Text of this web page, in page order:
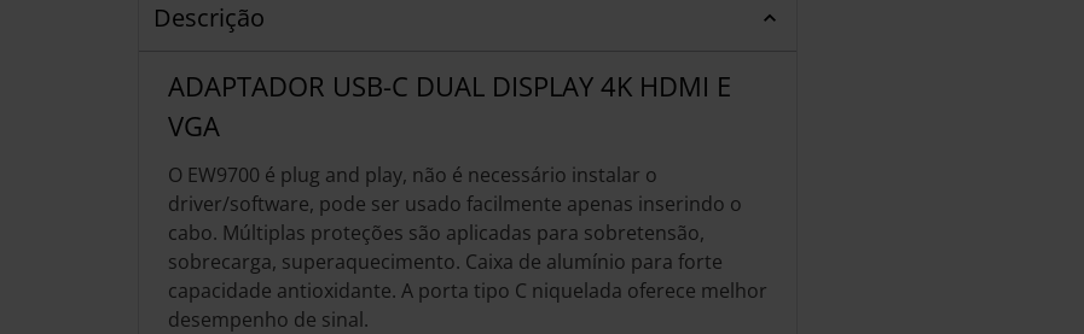
Descrição
ADAPTADOR USB-C DUAL DISPLAY 4K HDMI E
VGA
O EW9700 é plug and play, não é necessário instalar o
driver/software, pode ser usado facilmente apenas inserindo o
cabo. Múltiplas proteções são aplicadas para sobretensão,
sobrecarga, superaquecimento. Caixa de alumínio para forte
capacidade antioxidante. A porta tipo C niquelada oferece melhor
desempenho de sinal.